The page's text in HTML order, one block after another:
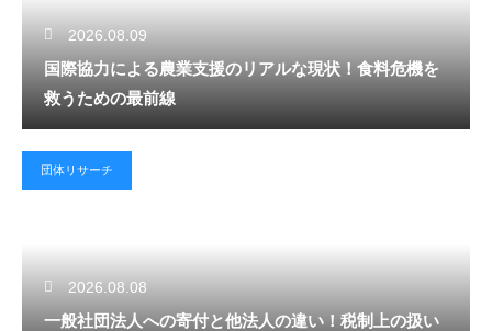
2026.08.09
国際協力による農業支援のリアルな現状！食料危機を
救うための最前線
団体リサーチ
2026.08.08
一般社団法人への寄付と他法人の違い！税制上の扱い